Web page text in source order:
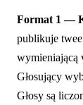
Format 1 —
publikuje
wymieniającą
Głosujący
Głosy są